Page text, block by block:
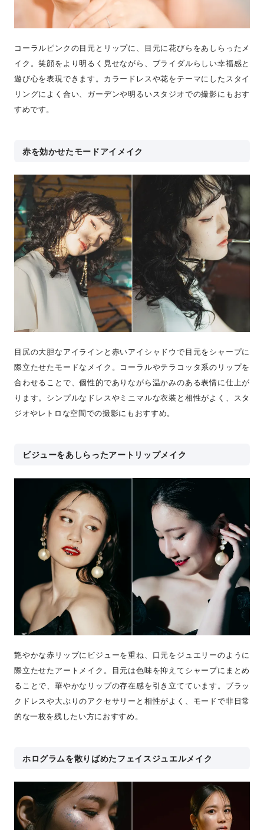
コーラルピンクの目元とリップに、目元に花びらをあしらったメ
イク。笑顔をより明るく見せながら、ブライダルらしい幸福感と
遊び心を表現できます。カラードレスや花をテーマにしたスタイ
リングによく合い、ガーデンや明るいスタジオでの撮影にもおす
すめです。
赤を効かせたモードアイメイク
目尻の大胆なアイラインと赤いアイシャドウで目元をシャープに
際立たせたモードなメイク。コーラルやテラコッタ系のリップを
合わせることで、個性的でありながら温かみのある表情に仕上が
ります。シンプルなドレスやミニマルな衣装と相性がよく、スタ
ジオやレトロな空間での撮影にもおすすめ。
ビジューをあしらったアートリップメイク
艶やかな赤リップにビジューを重ね、口元をジュエリーのように
際立たせたアートメイク。目元は色味を抑えてシャープにまとめ
ることで、華やかなリップの存在感を引き立てています。ブラッ
クドレスや大ぶりのアクセサリーと相性がよく、モードで非日常
的な一枚を残したい方におすすめ。
ホログラムを散りばめたフェイスジュエルメイク